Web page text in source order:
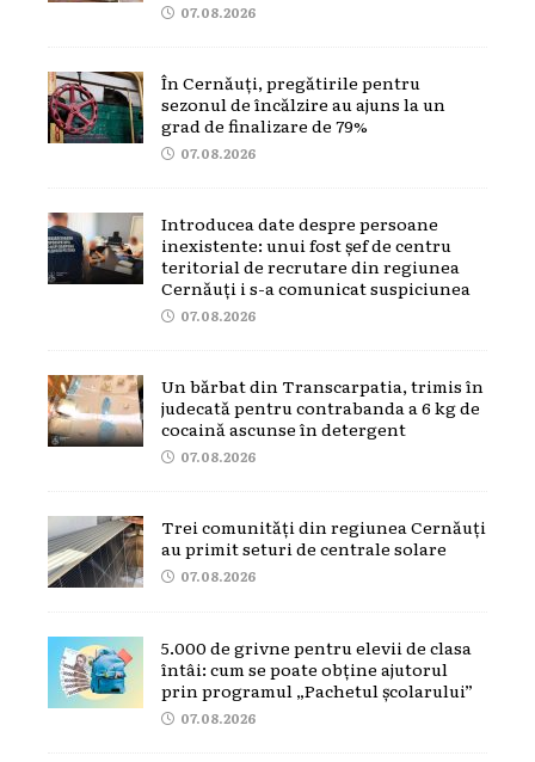
07.08.2026
În Cernăuți, pregătirile pentru
sezonul de încălzire au ajuns la un
grad de finalizare de 79%
07.08.2026
Introducea date despre persoane
inexistente: unui fost șef de centru
teritorial de recrutare din regiunea
Cernăuți i s-a comunicat suspiciunea
07.08.2026
Un bărbat din Transcarpatia, trimis în
judecată pentru contrabanda a 6 kg de
cocaină ascunse în detergent
07.08.2026
Trei comunități din regiunea Cernăuți
au primit seturi de centrale solare
07.08.2026
5.000 de grivne pentru elevii de clasa
întâi: cum se poate obține ajutorul
prin programul „Pachetul școlarului”
07.08.2026